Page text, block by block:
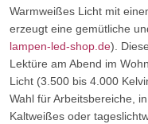
Warmweißes Licht mit
erzeugt eine gemütliche
lampen-led-shop.de).
Lektüre am Abend im
Licht (3.500 bis 4.000
Wahl für Arbeitsbereiche,
Kaltweißes oder